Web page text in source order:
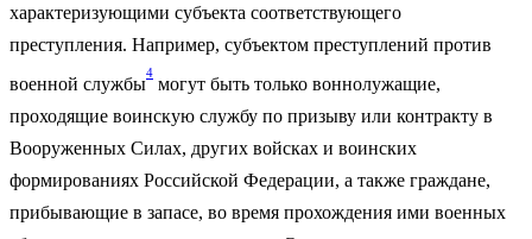
характеризующими субъекта соответствующего
преступления. Например, субъектом преступлений против
военной службы
4
могут быть только воннолужащие,
проходящие воинскую службу по призыву или контракту в
Вооруженных Силах, других войсках и воинских
формированиях Российской Федерации, а также граждане,
прибывающие в запасе, во время прохождения ими военных